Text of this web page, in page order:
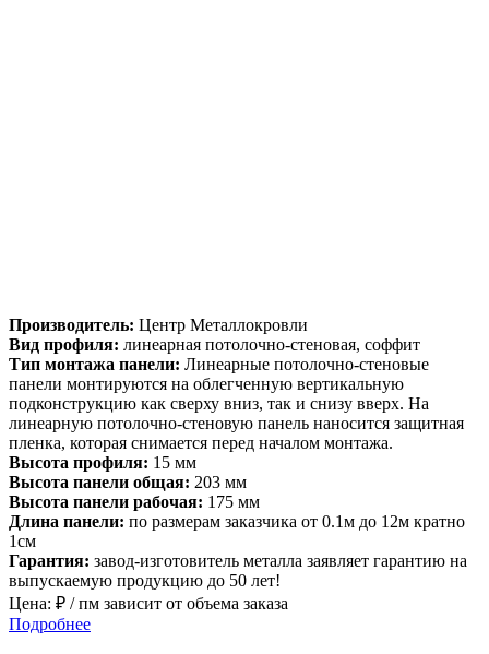
Производитель: Центр Металлокровли
Вид профиля: линеарная потолочно-стеновая, соффит
Тип монтажа панели: Линеарные потолочно-стеновые
панели монтируются на облегченную вертикальную
подконструкцию как сверху вниз, так и снизу вверх. На
линеарную потолочно-стеновую панель наносится защитная
пленка, которая снимается перед началом монтажа.
Высота профиля: 15 мм
Высота панели общая: 203 мм
Высота панели рабочая: 175 мм
Длина панели: по размерам заказчика от 0.1м до 12м кратно
1см
Гарантия: завод-изготовитель металла заявляет гарантию на
выпускаемую продукцию до 50 лет!
Цена: ₽ / пм зависит от объема заказа
Подробнее